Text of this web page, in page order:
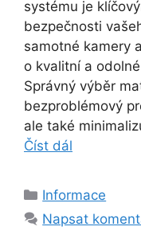
systému je
bezpečnosti
samotné kamery
o kvalitní a
Správný výběr
bezproblémový
ale také
Číst dál
Rubriky
Informace
Napsat